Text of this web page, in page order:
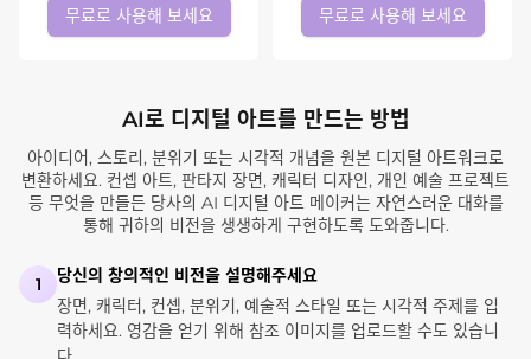
무료로 사용해 보세요 무료로 사용해 보세요
AI로 디지털 아트를 만드는 방법
아이디어, 스토리, 분위기 또는 시각적 개념을 원본 디지털 아트워크로
변환하세요. 컨셉 아트, 판타지 장면, 캐릭터 디자인, 개인 예술 프로젝트
등 무엇을 만들든 당사의 AI 디지털 아트 메이커는 자연스러운 대화를
통해 귀하의 비전을 생생하게 구현하도록 도와줍니다.
1
당신의 창의적인 비전을 설명해주세요
장면, 캐릭터, 컨셉, 분위기, 예술적 스타일 또는 시각적 주제를 입
력하세요. 영감을 얻기 위해 참조 이미지를 업로드할 수도 있습니